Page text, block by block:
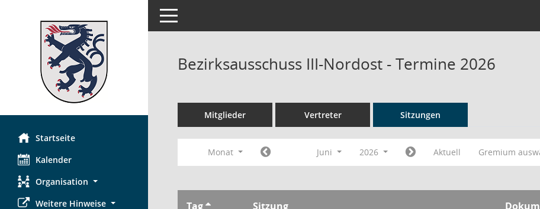
Startseite
Kalender
Organisation
Weitere Hinweise
Toggle navigation
Bezirksausschuss III-Nordost - Termine 2026
Mitglieder Vertreter Sitzungen
Monat Juni 2026 Aktuell Gremium
Tag Sitzung